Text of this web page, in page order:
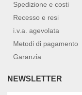
Spedizione e costi
Recesso e resi
i.v.a. agevolata
Metodi di pagamento
Garanzia
NEWSLETTER